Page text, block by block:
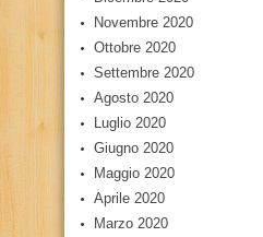
Novembre 2020
Ottobre 2020
Settembre 2020
Agosto 2020
Luglio 2020
Giugno 2020
Maggio 2020
Aprile 2020
Marzo 2020